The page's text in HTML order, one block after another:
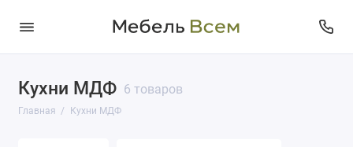
Кухни МДФ 6 товаров
Главная Кухни МДФ